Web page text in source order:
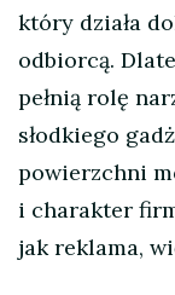
który działa
odbiorcą.
pełnią rolę
słodkiego
powierzchni
i charakter
jak reklama,